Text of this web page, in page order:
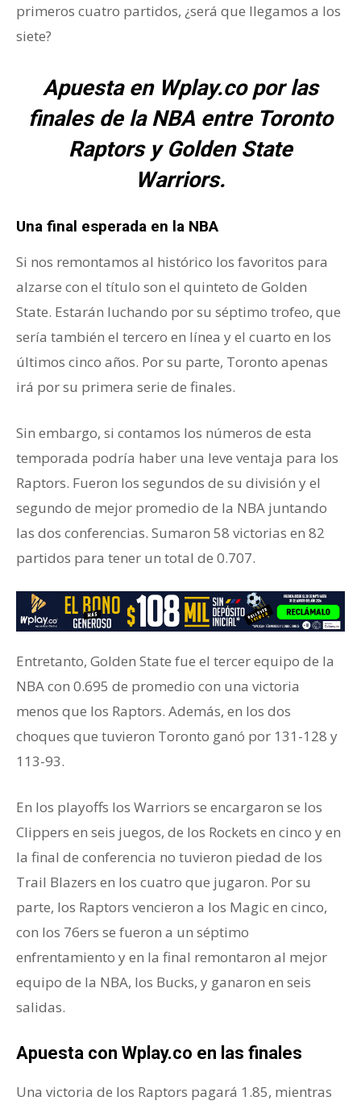
primeros cuatro partidos, ¿será que llegamos a los
siete?
Apuesta en Wplay.co por las
finales de la NBA entre Toronto
Raptors y Golden State
Warriors.
Una final esperada en la NBA
Si nos remontamos al histórico los favoritos para
alzarse con el título son el quinteto de Golden
State. Estarán luchando por su séptimo trofeo, que
sería también el tercero en línea y el cuarto en los
últimos cinco años. Por su parte, Toronto apenas
irá por su primera serie de finales.
Sin embargo, si contamos los números de esta
temporada podría haber una leve ventaja para los
Raptors. Fueron los segundos de su división y el
segundo de mejor promedio de la NBA juntando
las dos conferencias. Sumaron 58 victorias en 82
partidos para tener un total de 0.707.
Entretanto, Golden State fue el tercer equipo de la
NBA con 0.695 de promedio con una victoria
menos que los Raptors. Además, en los dos
choques que tuvieron Toronto ganó por 131-128 y
113-93.
En los playoffs los Warriors se encargaron se los
Clippers en seis juegos, de los Rockets en cinco y en
la final de conferencia no tuvieron piedad de los
Trail Blazers en los cuatro que jugaron. Por su
parte, los Raptors vencieron a los Magic en cinco,
con los 76ers se fueron a un séptimo
enfrentamiento y en la final remontaron al mejor
equipo de la NBA, los Bucks, y ganaron en seis
salidas.
Apuesta con Wplay.co en las finales
Una victoria de los Raptors pagará 1.85, mientras